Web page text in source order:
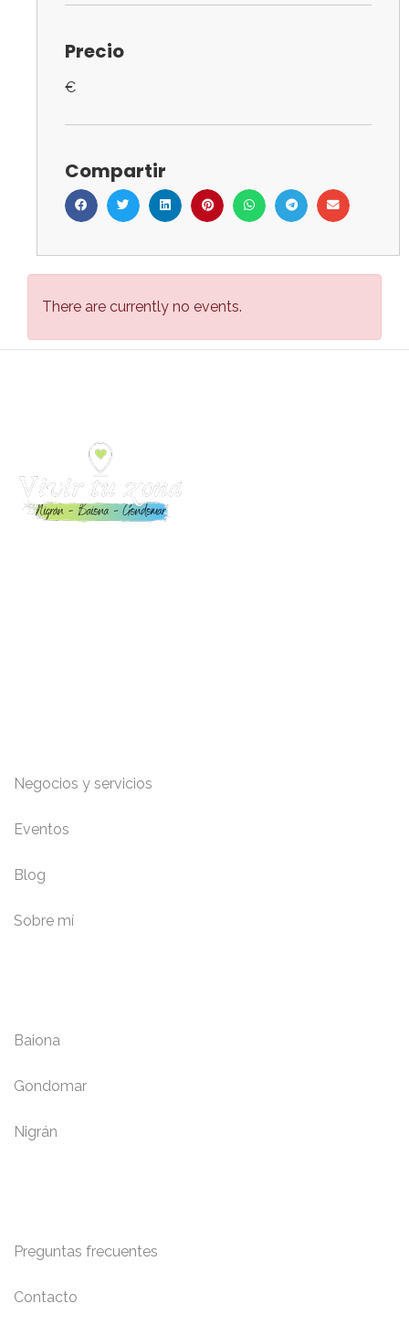
Precio
€
Compartir
There are currently no events.
Negocios y servicios
Eventos
Blog
Sobre mí
Baiona
Gondomar
Nigrán
Preguntas frecuentes
Contacto